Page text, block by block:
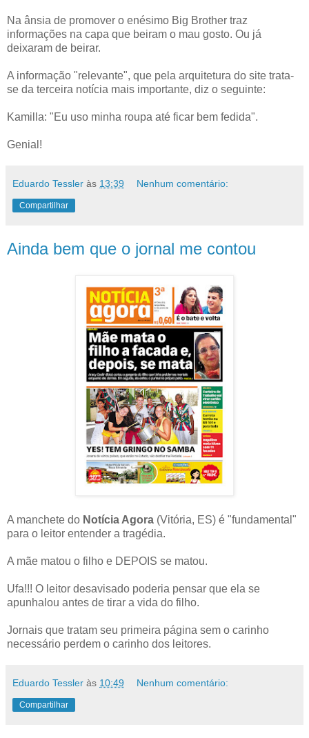
Na ânsia de promover o enésimo Big Brother traz
informações na capa que beiram o mau gosto. Ou já
deixaram de beirar.
A informação "relevante", que pela arquitetura do site trata-
se da terceira notícia mais importante, diz o seguinte:
Kamilla: "Eu uso minha roupa até ficar bem fedida".
Genial!
Eduardo Tessler às 13:39 Nenhum comentário:
Compartilhar
Ainda bem que o jornal me contou
A manchete do Notícia Agora (Vitória, ES) é "fundamental"
para o leitor entender a tragédia.
A mãe matou o filho e DEPOIS se matou.
Ufa!!! O leitor desavisado poderia pensar que ela se
apunhalou antes de tirar a vida do filho.
Jornais que tratam seu primeira página sem o carinho
necessário perdem o carinho dos leitores.
Eduardo Tessler às 10:49 Nenhum comentário:
Compartilhar